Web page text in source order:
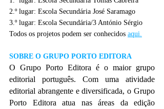
2.º lugar: Escola Secundária José Saramago
3.º lugar: Escola Secundária/3 António Sérgio
Todos os projetos podem ser conhecidos aqui.
SOBRE O GRUPO PORTO EDITORA
O Grupo Porto Editora é o maior grupo
editorial português. Com uma atividade
editorial abrangente e diversificada, o Grupo
Porto Editora atua nas áreas da edição